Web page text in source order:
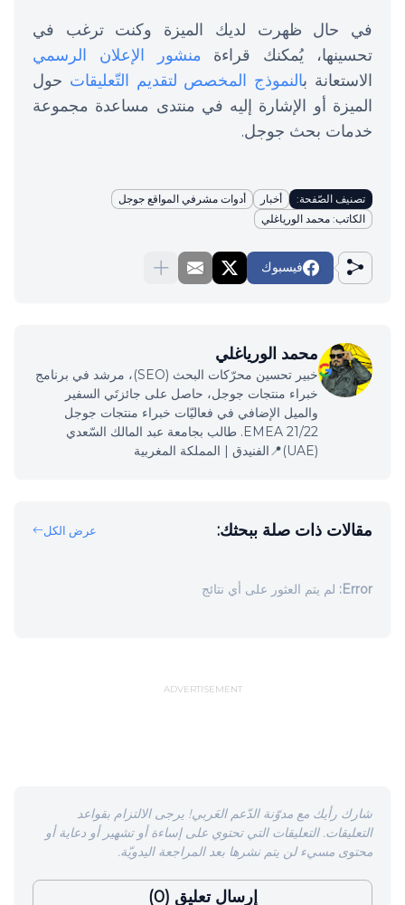
في حال ظهرت لديك الميزة وكنت ترغب في
تحسينها، يُمكنك قراءة منشور الإعلان الرسمي
الاستعانة بالنموذج المخصص لتقديم التّعليقات حول
الميزة أو الإشارة إليه في منتدى مساعدة مجموعة
خدمات بحث جوجل.
تصنيف الصّفحة: أخبار
أدوات مشرفي المواقع جوجل
الكاتب: محمد الورياغلي
فيسبوك
محمد الورياغلي
خبير تحسين محرّكات البحث (SEO)، مرشد في برنامج
خبراء منتجات جوجل، حاصل على جائزتَي السفير
والميل الإضافي في فعاليّات خبراء منتجات جوجل
EMEA 21/22. طالب بجامعة عبد المالك السّعدي
(UAE)📍الفنيدق | المملكة المغربية
مقالات ذات صلة ببحثك: عرض الكل
Error: لم يتم العثور على أي نتائج
ADVERTISEMENT
شارك رأيك مع مدوّنة الدّعم العَربي! يرجى الالتزام بقواعد
التعليقات. التعليقات التي تحتوي على إساءة أو تشهير أو دعاية أو
محتوى مسيء لن يتم نشرها بعد المراجعة اليدويّة.
إرسال تعليق (0)